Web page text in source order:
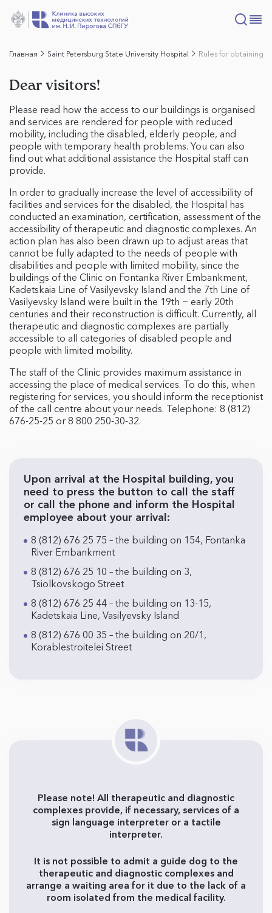
Главная Saint Petersburg State University Hospital Rules for obtaining
Dear visitors!
Please read how the access to our buildings is organised
and services are rendered for people with reduced
mobility, including the disabled, elderly people, and
people with temporary health problems. You can also
find out what additional assistance the Hospital staff can
provide.
In order to gradually increase the level of accessibility of
facilities and services for the disabled, the Hospital has
conducted an examination, certification, assessment of the
accessibility of therapeutic and diagnostic complexes. An
action plan has also been drawn up to adjust areas that
cannot be fully adapted to the needs of people with
disabilities and people with limited mobility, since the
buildings of the Clinic on Fontanka River Embankment,
Kadetskaia Line of Vasilyevsky Island and the 7th Line of
Vasilyevsky Island were built in the 19th − early 20th
centuries and their reconstruction is difficult. Currently, all
therapeutic and diagnostic complexes are partially
accessible to all categories of disabled people and
people with limited mobility.
The staff of the Clinic provides maximum assistance in
accessing the place of medical services. To do this, when
registering for services, you should inform the receptionist
of the call centre about your needs. Telephone: 8 (812)
676-25-25 or 8 800 250-30-32.
Upon arrival at the Hospital building, you
need to press the button to call the staff
or call the phone and inform the Hospital
employee about your arrival:
8 (812) 676 25 75 – the building on 154, Fontanka
River Embankment
8 (812) 676 25 10 – the building on 3,
Tsiolkovskogo Street
8 (812) 676 25 44 – the building on 13-15,
Kadetskaia Line, Vasilyevsky Island
8 (812) 676 00 35 – the building on 20/1,
Korablestroitelei Street
Please note! All therapeutic and diagnostic
complexes provide, if necessary, services of a
sign language interpreter or a tactile
interpreter.
It is not possible to admit a guide dog to the
therapeutic and diagnostic complexes and
arrange a waiting area for it due to the lack of a
room isolated from the medical facility.